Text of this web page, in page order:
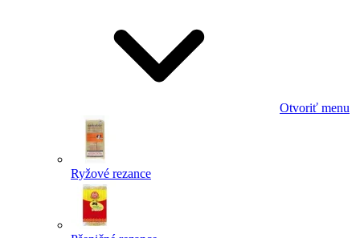
Otvoriť menu
Ryžové rezance